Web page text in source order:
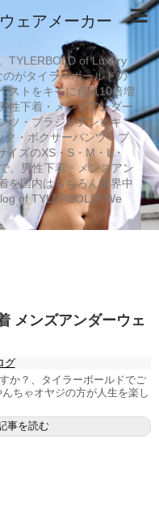
ェアメーカー
TYLERBOLD of Luxury
がタイラーボールドの
ストをキモに色気10倍増
性下着・メンズアンダー
ツ・ブラジリアンビキ
ク・ボクサーパンツ・ブ
イズのXS・S・M・L・
、男性下着・メンズアン
を国内はもちろん世界中
of TYLERBOLD! We
メンズアンダーウェ
グ
か？、タイラーボールドでご
ちゃオヤジの方が人生を楽し
事を読む